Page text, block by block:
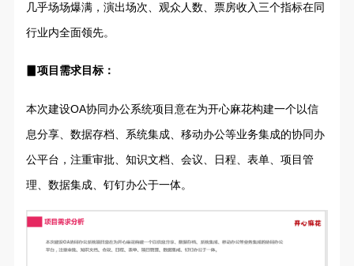
几乎场场爆满，演出场次、观众人数、票房收入三个指标在同
行业内全面领先。
▊项目需求目标：
本次建设OA协同办公系统项目意在为开心麻花构建一个以信
息分享、数据存档、系统集成、移动办公等业务集成的协同办
公平台，注重审批、知识文档、会议、日程、表单、项目管
理、数据集成、钉钉办公于一体。